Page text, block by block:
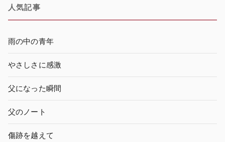
人気記事
雨の中の青年
やさしさに感激
父になった瞬間
父のノート
傷跡を越えて